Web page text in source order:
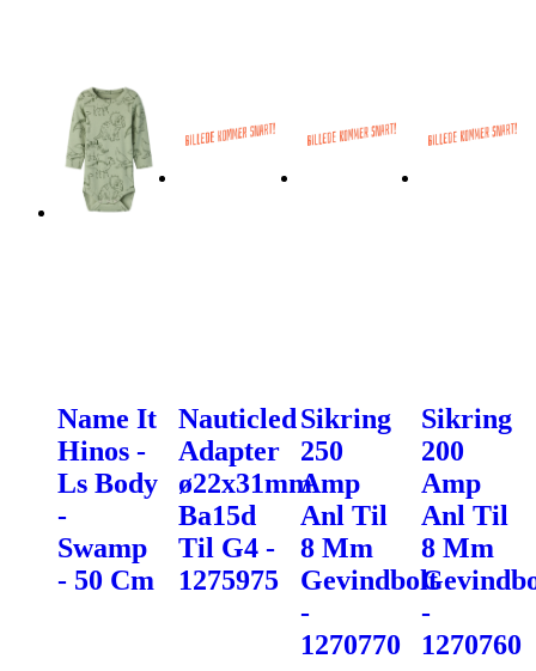
Name It
Hinos -
Ls Body
-
Swamp
- 50 Cm
Nauticled
Adapter
ø22x31mm
Ba15d
Til G4 -
1275975
Sikring
250
Amp
Anl Til
8 Mm
Gevindbolt
-
1270770
Sikring
200
Amp
Anl Til
8 Mm
-
1270760